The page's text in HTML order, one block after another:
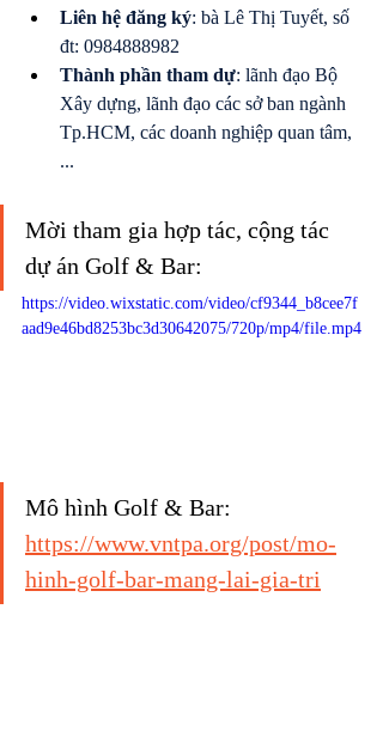
Liên hệ đăng ký: bà Lê Thị Tuyết, số
đt: 0984888982
Thành phần tham dự: lãnh đạo Bộ
Xây dựng, lãnh đạo các sở ban ngành
Tp.HCM, các doanh nghiệp quan tâm,
...
Mời tham gia hợp tác, cộng tác
dự án Golf & Bar:
https://video.wixstatic.com/video/cf9344_b8cee7f
aad9e46bd8253bc3d30642075/720p/mp4/file.mp4
Mô hình Golf & Bar:
https://www.vntpa.org/post/mo-
hinh-golf-bar-mang-lai-gia-tri